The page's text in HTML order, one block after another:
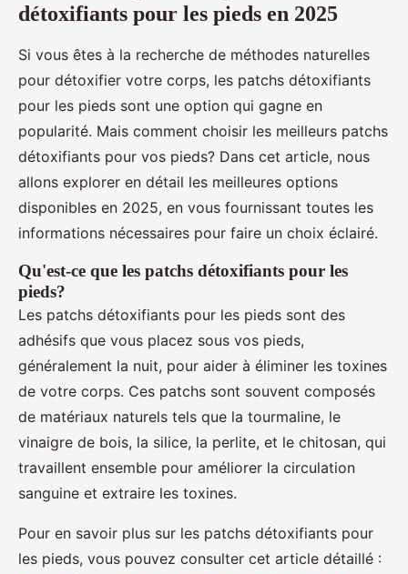
détoxifiants pour les pieds en 2025
Si vous êtes à la recherche de méthodes naturelles
pour détoxifier votre corps, les patchs détoxifiants
pour les pieds sont une option qui gagne en
popularité. Mais comment choisir les meilleurs patchs
détoxifiants pour vos pieds? Dans cet article, nous
allons explorer en détail les meilleures options
disponibles en 2025, en vous fournissant toutes les
informations nécessaires pour faire un choix éclairé.
Qu'est-ce que les patchs détoxifiants pour les
pieds?
Les patchs détoxifiants pour les pieds sont des
adhésifs que vous placez sous vos pieds,
généralement la nuit, pour aider à éliminer les toxines
de votre corps. Ces patchs sont souvent composés
de matériaux naturels tels que la tourmaline, le
vinaigre de bois, la silice, la perlite, et le chitosan, qui
travaillent ensemble pour améliorer la circulation
sanguine et extraire les toxines.
Pour en savoir plus sur les patchs détoxifiants pour
les pieds, vous pouvez consulter cet article détaillé :